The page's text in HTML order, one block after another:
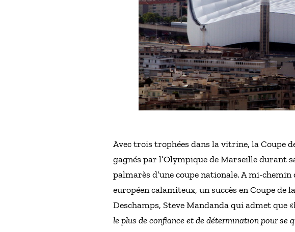
Avec trois trophées dans la vitrine, la Coupe
gagnés par l’Olympique de Marseille durant
palmarès d’une coupe nationale. A mi-
européen calamiteux, un succès en Coupe de
Deschamps, Steve Mandanda qui admet que «
le plus de confiance et de détermination pour se